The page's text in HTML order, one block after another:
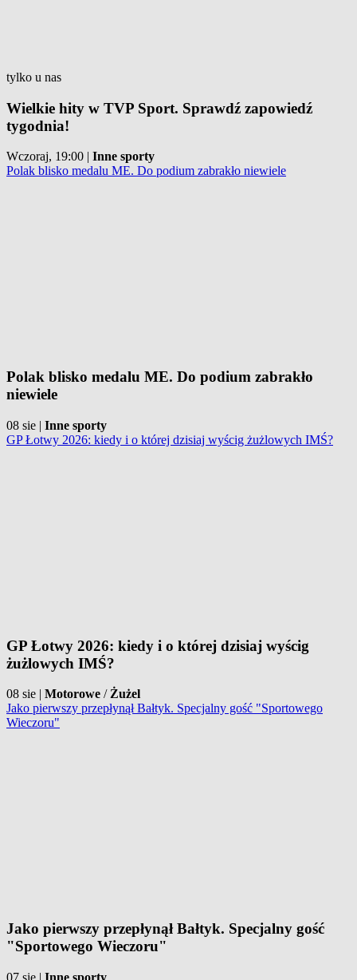
tylko u nas
Wielkie hity w TVP Sport. Sprawdź zapowiedź
tygodnia!
Wczoraj, 19:00 | Inne sporty
Polak blisko medalu ME. Do podium zabrakło niewiele
Polak blisko medalu ME. Do podium zabrakło
niewiele
08 sie | Inne sporty
GP Łotwy 2026: kiedy i o której dzisiaj wyścig żużlowych IMŚ?
GP Łotwy 2026: kiedy i o której dzisiaj wyścig
żużlowych IMŚ?
08 sie | Motorowe / Żużel
Jako pierwszy przepłynął Bałtyk. Specjalny gość "Sportowego
Wieczoru"
Jako pierwszy przepłynął Bałtyk. Specjalny gość
"Sportowego Wieczoru"
07 sie | Inne sporty